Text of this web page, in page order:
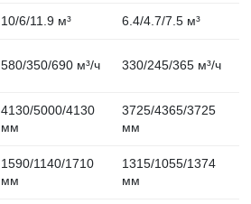
10/6/11.9 м³ 6.4/4.7/7.5 м³
580/350/690 м³/ч 330/245/365 м³/ч
4130/5000/4130
мм
3725/4365/3725
мм
1590/1140/1710
мм
1315/1055/1374
мм